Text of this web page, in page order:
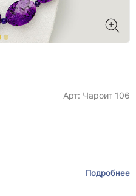
Арт: Чароит 106
Подробнее